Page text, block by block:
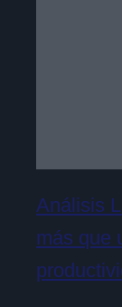
Análisis
más que